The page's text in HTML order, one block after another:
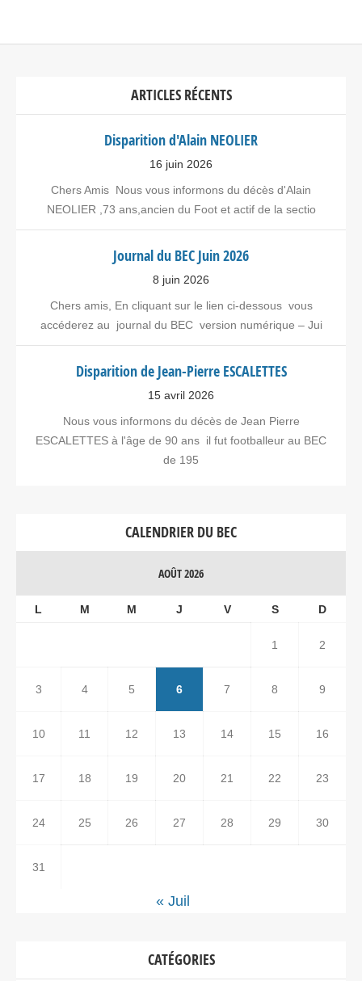
ARTICLES RÉCENTS
Disparition d'Alain NEOLIER
16 juin 2026
Chers Amis Nous vous informons du décès d'Alain
NEOLIER ,73 ans,ancien du Foot et actif de la sectio
Journal du BEC Juin 2026
8 juin 2026
Chers amis, En cliquant sur le lien ci-dessous vous
accéderez au journal du BEC version numérique – Jui
Disparition de Jean-Pierre ESCALETTES
15 avril 2026
Nous vous informons du décès de Jean Pierre
ESCALETTES à l'âge de 90 ans il fut footballeur au BEC
de 195
CALENDRIER DU BEC
AOÛT 2026
L M M J V S D
1 2
3 4 5 6 7 8 9
10 11 12 13 14 15 16
17 18 19 20 21 22 23
24 25 26 27 28 29 30
31
« Juil
CATÉGORIES